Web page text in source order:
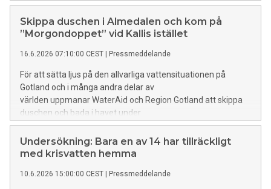
framtiden. För att visa att man tar krisen på allvar behöver
Sverige införa en vattenminister efter höstens riksdagsval.
Skippa duschen i Almedalen och kom på
”Morgondoppet” vid Kallis istället
16.6.2026 07:10:00 CEST Pressmeddelande
För att sätta ljus på den allvarliga vattensituationen på
Gotland och i många andra delar av
världen uppmanar WaterAid och Region Gotland att skippa
duschen och bada i havet under
Almedalsveckan. ”Morgondoppet” anordnas vid Kallis
varje morgon kl. 08.00-10.00. WaterAid anordnar även
seminarier och mingel på plats i Almedalen, där bland annat
Undersökning: Bara en av 14 har tillräckligt
med krisvatten hemma
10.6.2026 15:00:00 CEST Pressmeddelande